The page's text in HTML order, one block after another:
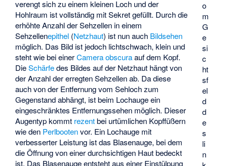
o
m
G
e
si
c
ht
sf
el
d
d
e
s
li
n
verengt sich zu einem kleinen Loch und der
Hohlraum ist vollständig mit Sekret gefüllt. Durch die
erhöhte Anzahl der Sehzellen in einem
Sehzellenepithel (Netzhaut) ist nun auch Bildsehen
möglich. Das Bild ist jedoch lichtschwach, klein und
steht wie bei einerCamera obscuraauf dem Kopf.
DieSchärfedes Bildes auf der Netzhaut hängt von
der Anzahl der erregten Sehzellen ab. Da diese
auch von der Entfernung vom Sehloch zum
Gegenstand abhängt, ist beim Lochauge ein
eingeschränktes Entfernungssehen möglich. Dieser
Augentyp kommt rezentbei urtümlichen Kopffüßern
wie den Perlbootenvor. Ein Lochauge mit
verbesserter Leistung ist das Blasenauge, bei dem
die Öffnung von einer durchsichtigen Haut bedeckt
ist. Das Blasenauge entsteht aus einer Einstülpung